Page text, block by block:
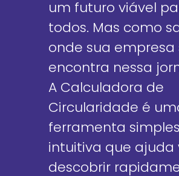
um futuro viável
todos. Mas como
onde sua empresa
encontra nessa
A Calculadora de
Circularidade é
ferramenta
intuitiva que ajuda
descobrir